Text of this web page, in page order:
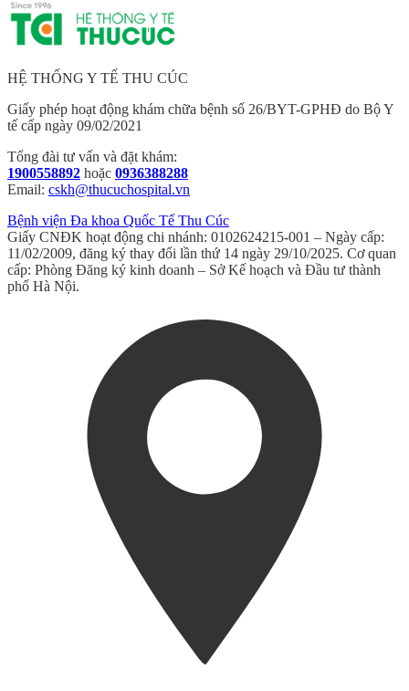
HỆ THỐNG Y TẾ THU CÚC
Giấy phép hoạt động khám chữa bệnh số 26/BYT-GPHĐ do Bộ Y
tế cấp ngày 09/02/2021
Tổng đài tư vấn và đặt khám:
1900558892 hoặc 0936388288
Email: cskh@thucuchospital.vn
Bệnh viện Đa khoa Quốc Tế Thu Cúc
Giấy CNĐK hoạt động chi nhánh: 0102624215-001 – Ngày cấp:
11/02/2009, đăng ký thay đổi lần thứ 14 ngày 29/10/2025. Cơ quan
cấp: Phòng Đăng ký kinh doanh – Sở Kế hoạch và Đầu tư thành
phố Hà Nội.